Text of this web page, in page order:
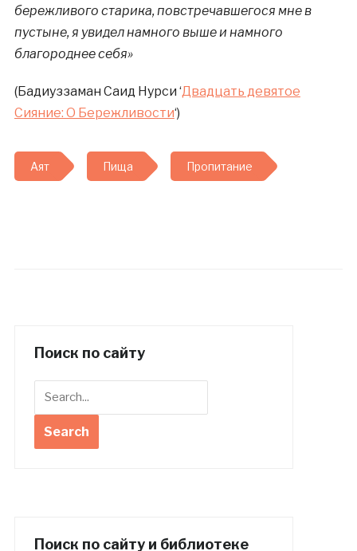
бережливого старика, повстречавшегося мне в
пустыне, я увидел намного выше и намного
благороднее себя»
(Бадиуззаман Саид Нурси ‘Двадцать девятое
Сияние: О Бережливости‘)
Аят Пища Пропитание
Поиск по сайту
Поиск по сайту и библиотеке